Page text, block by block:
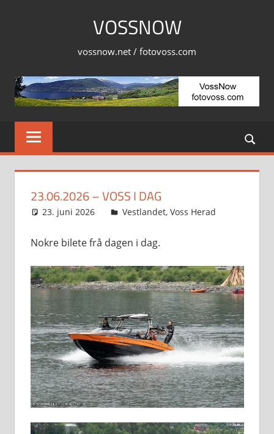
VOSSNOW
vossnow.net / fotovoss.com
23.06.2026 – VOSS I DAG
23. juni 2026 Svein
Vestlandet, Voss Herad
Nokre bilete frå dagen i dag.